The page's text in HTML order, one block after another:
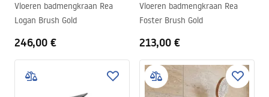
Vloeren badmengkraan Rea
Logan Brush Gold
246,00 €
Vloeren badmengkraan Rea
Foster Brush Gold
213,00 €